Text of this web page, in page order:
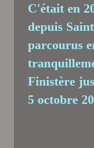
C'était en
depuis
parcourus
Finistère
5 octobre